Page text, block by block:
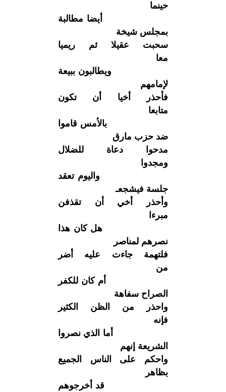
حينما
أيضا مطالبة
بمجلس شيخة
سحبت عقيلا ثم ريميا
معا
ويطالبون ببيعة
لإمامهم
فأحذر أخيا أن تكون
متابعا
بالأمس قاموا
ضد حزب مارق
مدحوا دعاة للضلال
ومجدوا
واليوم تعقد
جلسة فيشجعـ
وأحذر أخي أن تقذفن
مبرءا
هل كان هذا
نصرهم لمناصر
فلتهمة جاءت عليه أضر
من
أم كان للكفر
الصراح سفاهة
واحذر من الظن الكثير
فإنه
أما الذي نصروا
الشريعة إنهم
واحكم على الناس الجميع
بظاهر
قد أخرجوهم